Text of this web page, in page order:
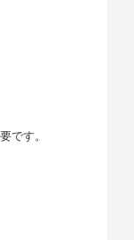
です。